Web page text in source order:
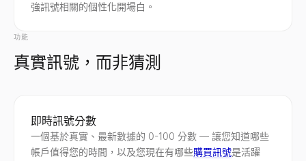
強訊號相關的個性化開場白。
功能
真實訊號，而非猜測
即時訊號分數
一個基於真實、最新數據的 0-100 分數 — 讓您知道哪些
帳戶值得您的時間，以及您現在有哪些購買訊號是活躍